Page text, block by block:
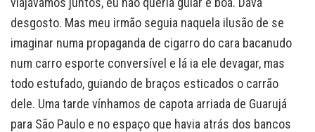
desgosto. Mas meu irmão seguia naquela ilusão de se
imaginar numa propaganda de cigarro do cara bacanudo
num carro esporte conversível e lá ia ele devagar, mas
todo estufado, guiando de braços esticados o carrão
dele. Uma tarde vínhamos de capota arriada de Guarujá
para São Paulo e no espaço que havia atrás dos bancos